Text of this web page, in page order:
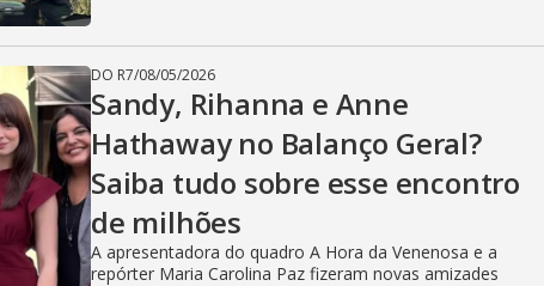
DO R7/08/05/2026
Sandy, Rihanna e Anne
Hathaway no Balanço Geral?
Saiba tudo sobre esse encontro
de milhões
A apresentadora do quadro A Hora da Venenosa e a
repórter Maria Carolina Paz fizeram novas amizades